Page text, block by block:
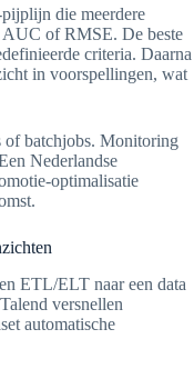
die meerdere
AUC of RMSE. De beste
criteria. Daarna
in voorspellingen, wat
of batchjobs. Monitoring
Nederlandse
optimalisatie
ETL/ELT naar een data
versnellen
automatische